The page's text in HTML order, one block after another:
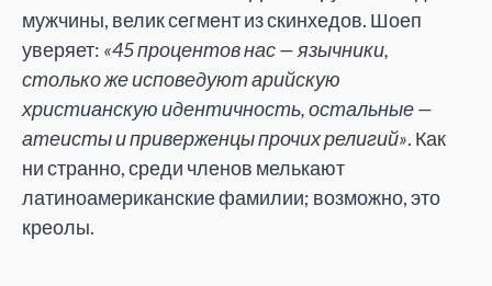
мужчины, велик сегмент из скинхедов. Шоеп
уверяет: «45 процентов нас — язычники,
столько же исповедуют арийскую
христианскую идентичность, остальные —
атеисты и приверженцы прочих религий». Как
ни странно, среди членов мелькают
латиноамериканские фамилии; возможно, это
креолы.